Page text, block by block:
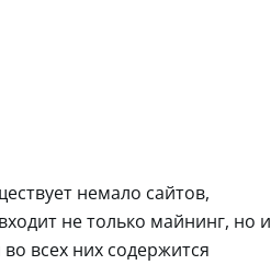
немало сайтов,
не только майнинг, но и
всех них содержится